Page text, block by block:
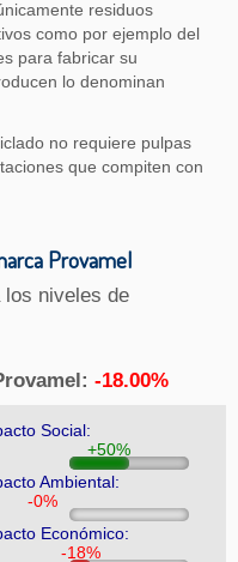
residuos
como por ejemplo del
para fabricar su
lo denominan
no requiere pulpas
que compiten con
Provamel
los niveles de
-18.00%
Social:
Ambiental:
Económico: